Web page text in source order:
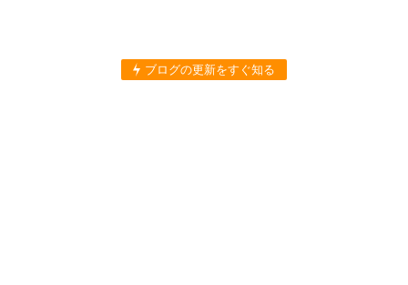
ブログの更新をすぐ知る